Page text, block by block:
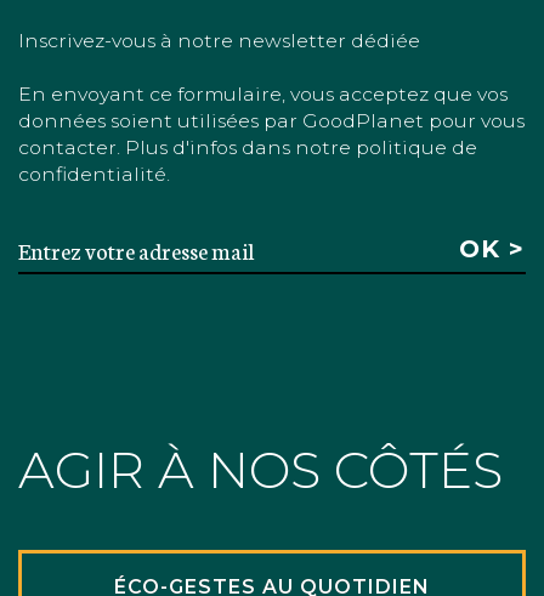
Inscrivez-vous à notre newsletter dédiée
En envoyant ce formulaire, vous acceptez que vos
données soient utilisées par GoodPlanet pour vous
contacter. Plus d'infos dans notre politique de
confidentialité.
AGIR À NOS CÔTÉS
ÉCO-GESTES AU QUOTIDIEN